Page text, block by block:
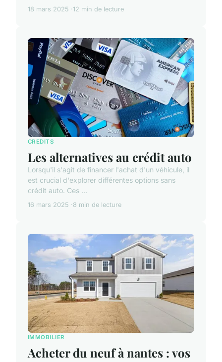
18 mars 2025 12 min de lecture
CREDITS
Les alternatives au crédit auto
Lorsqu'il s'agit de financer l'achat d'un véhicule, il
est crucial d'explorer différentes options sans
crédit auto. Ces ...
16 mars 2025 8 min de lecture
IMMOBILIER
Acheter du neuf à nantes : vos